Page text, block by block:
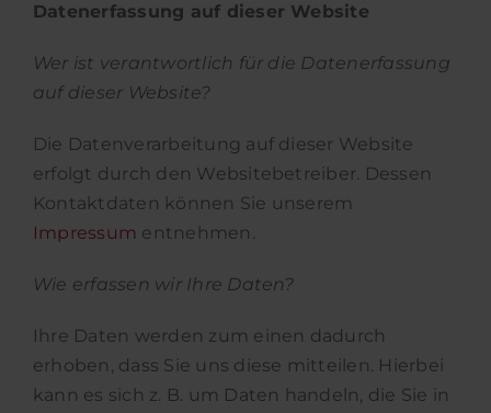
Datenerfassung auf dieser Website
Wer ist verantwortlich für die Datenerfassung
auf dieser Website?
Die Datenverarbeitung auf dieser Website
erfolgt durch den Websitebetreiber. Dessen
Kontaktdaten können Sie unserem
Impressum entnehmen.
Wie erfassen wir Ihre Daten?
Ihre Daten werden zum einen dadurch
erhoben, dass Sie uns diese mitteilen. Hierbei
kann es sich z. B. um Daten handeln, die Sie in